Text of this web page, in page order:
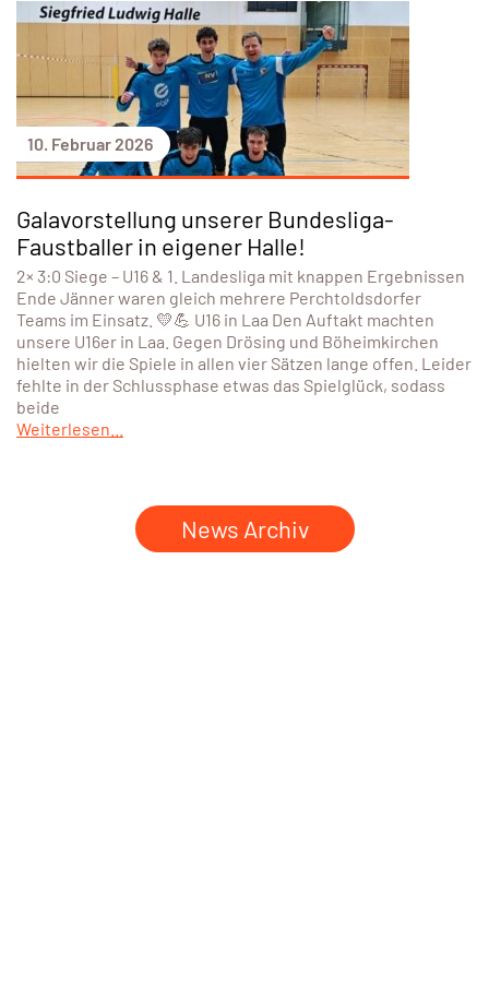
10. Februar 2026
Galavorstellung unserer Bundesliga-
Faustballer in eigener Halle!
2× 3:0 Siege – U16 & 1. Landesliga mit knappen Ergebnissen
Ende Jänner waren gleich mehrere Perchtoldsdorfer
Teams im Einsatz. 💛💪 U16 in Laa Den Auftakt machten
unsere U16er in Laa. Gegen Drösing und Böheimkirchen
hielten wir die Spiele in allen vier Sätzen lange offen. Leider
fehlte in der Schlussphase etwas das Spielglück, sodass
beide
Weiterlesen...
News Archiv